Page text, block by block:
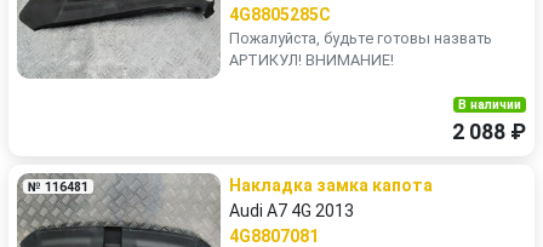
4G8805285C
Пожалуйста, будьте готовы назвать
АРТИКУЛ! ВНИМАНИЕ!
В наличии
2 088 ₽
№ 116481
Накладка замка капота
Audi A7 4G 2013
4G8807081